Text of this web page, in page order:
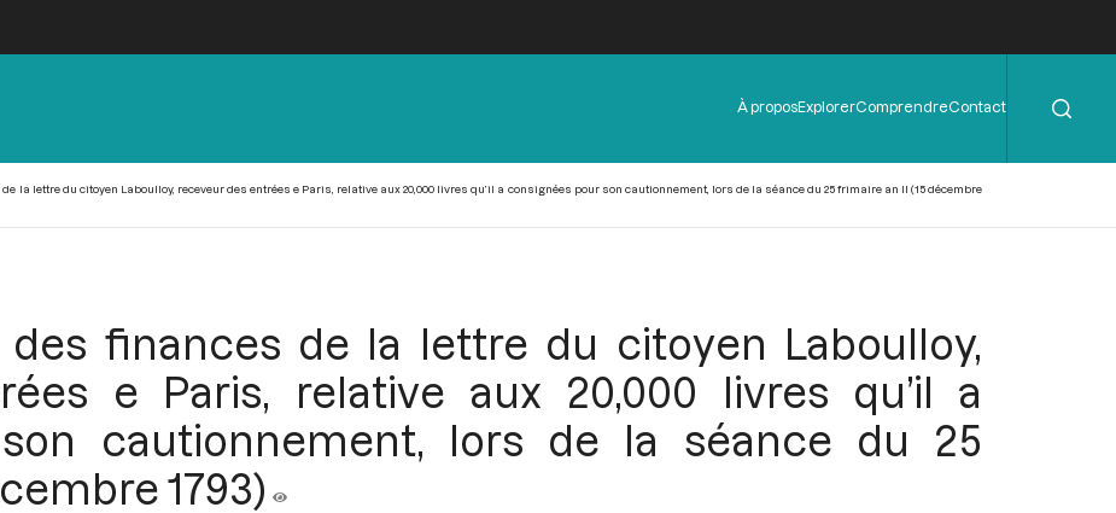
Menu
de
À proposExplorerComprendreContact
la lettre du citoyen Laboulloy, receveur des entrées e Paris, relative aux 20,000 livres qu’il a consignées pour son cautionnement, lors de la séance du 25 frimaire an II (15 décembre
finances de la lettre du citoyen Laboulloy,
e Paris, relative aux 20,000 livres qu’il a
cautionnement, lors de la séance du 25
1793)